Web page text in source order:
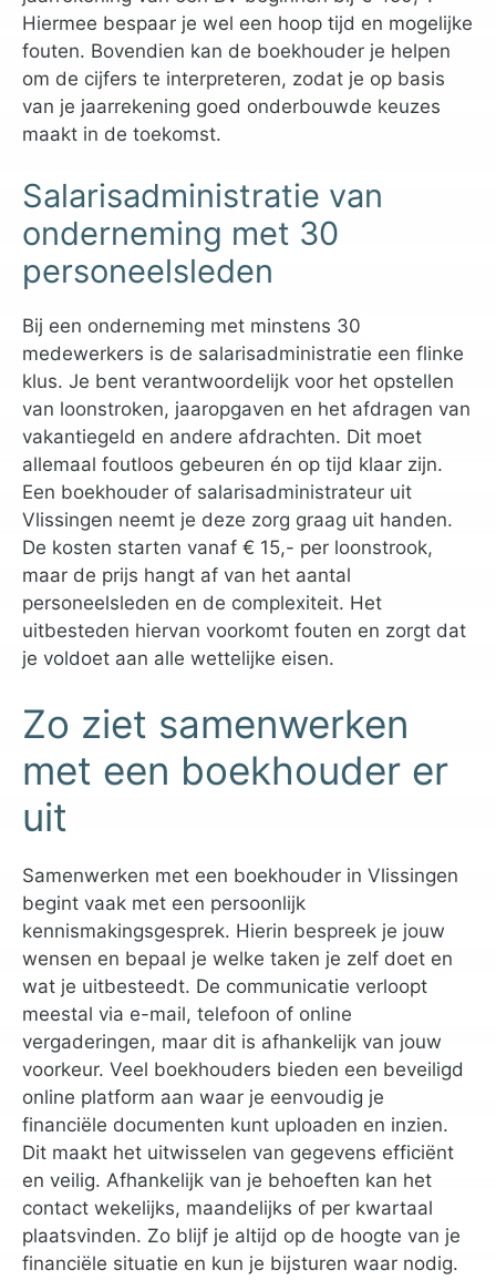
Hiermee bespaar je wel een hoop tijd en mogelijke
fouten. Bovendien kan de boekhouder je helpen
om de cijfers te interpreteren, zodat je op basis
van je jaarrekening goed onderbouwde keuzes
maakt in de toekomst.
Salarisadministratie van
onderneming met 30
personeelsleden
Bij een onderneming met minstens 30
medewerkers is de salarisadministratie een flinke
klus. Je bent verantwoordelijk voor het opstellen
van loonstroken, jaaropgaven en het afdragen van
vakantiegeld en andere afdrachten. Dit moet
allemaal foutloos gebeuren én op tijd klaar zijn.
Een boekhouder of salarisadministrateur uit
Vlissingen neemt je deze zorg graag uit handen.
De kosten starten vanaf € 15,- per loonstrook,
maar de prijs hangt af van het aantal
personeelsleden en de complexiteit. Het
uitbesteden hiervan voorkomt fouten en zorgt dat
je voldoet aan alle wettelijke eisen.
Zo ziet samenwerken
met een boekhouder er
uit
Samenwerken met een boekhouder in Vlissingen
begint vaak met een persoonlijk
kennismakingsgesprek. Hierin bespreek je jouw
wensen en bepaal je welke taken je zelf doet en
wat je uitbesteedt. De communicatie verloopt
meestal via e-mail, telefoon of online
vergaderingen, maar dit is afhankelijk van jouw
voorkeur. Veel boekhouders bieden een beveiligd
online platform aan waar je eenvoudig je
financiële documenten kunt uploaden en inzien.
Dit maakt het uitwisselen van gegevens efficiënt
en veilig. Afhankelijk van je behoeften kan het
contact wekelijks, maandelijks of per kwartaal
plaatsvinden. Zo blijf je altijd op de hoogte van je
financiële situatie en kun je bijsturen waar nodig.